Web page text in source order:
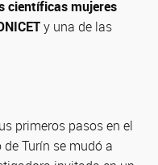
científicas mujeres
y una de las
primeros pasos en el
Turín se mudó a